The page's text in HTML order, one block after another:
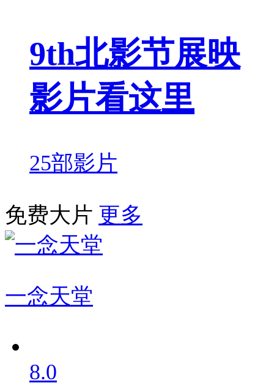
9th北影节展映
影片看这里
25部影片
免费大片 更多
一念天堂
8.0